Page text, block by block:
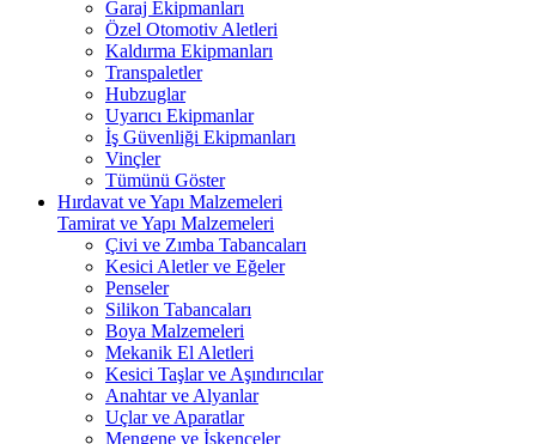
Garaj Ekipmanları
Özel Otomotiv Aletleri
Kaldırma Ekipmanları
Transpaletler
Hubzuglar
Uyarıcı Ekipmanlar
İş Güvenliği Ekipmanları
Vinçler
Tümünü Göster
Hırdavat ve Yapı Malzemeleri
Tamirat ve Yapı Malzemeleri
Çivi ve Zımba Tabancaları
Kesici Aletler ve Eğeler
Penseler
Silikon Tabancaları
Boya Malzemeleri
Mekanik El Aletleri
Kesici Taşlar ve Aşındırıcılar
Anahtar ve Alyanlar
Uçlar ve Aparatlar
Mengene ve İşkenceler